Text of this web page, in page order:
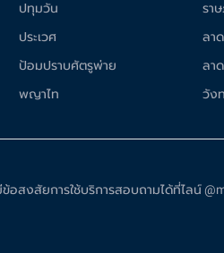
ปทุมวัน
ประเวศ
ป้อมปราบศัตรูพ่าย
พญาไท
รา
ลา
ลา
วัง
ข้อสงสัยการใช้บริการสอบถามได้ที่ไลน์